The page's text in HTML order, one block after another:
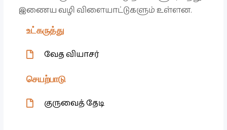
இணைய வழி விளையாட்டுகளும் உள்ளன.
உட்கருத்து
வேத வியாசர்
செயற்பாடு
குருவைத் தேடி